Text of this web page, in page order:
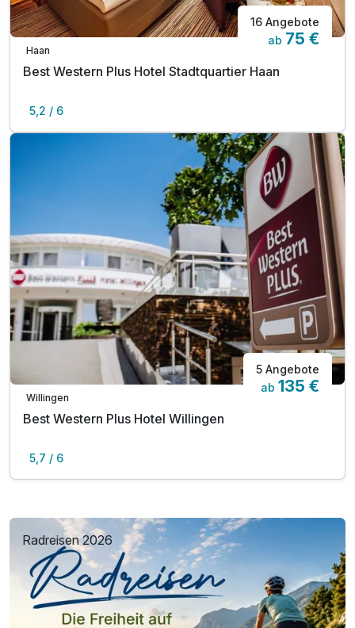
Haan
16 Angebote
ab 75 €
Best Western Plus Hotel Stadtquartier Haan
5,2 / 6
Willingen
5 Angebote
ab 135 €
Best Western Plus Hotel Willingen
5,7 / 6
Radreisen 2026